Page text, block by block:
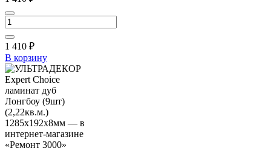
1 410 ₽
В корзину